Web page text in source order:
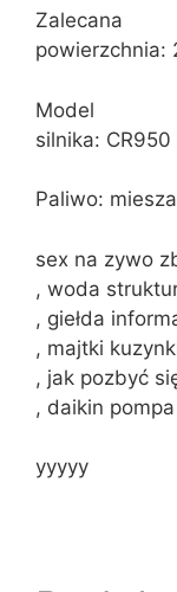
Zalecana
powierzchnia:
Model
silnika: CR950
Paliwo:
sex na zywo
, woda
, giełda
, majtki
, jak pozbyć
, daikin
yyyyy